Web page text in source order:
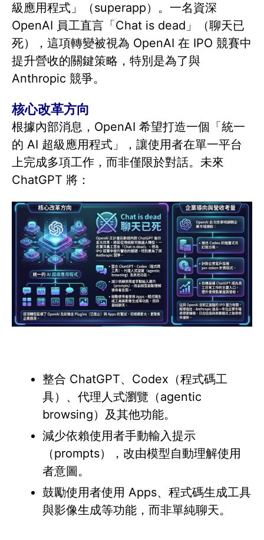
級應用程式」（superapp）。一名資深
OpenAI 員工直言「Chat is dead」（聊天已
死），這項轉變被視為 OpenAI 在 IPO 競賽中
提升營收的關鍵策略，特別是為了與
Anthropic 競爭。
核心改革方向
根據內部消息，OpenAI 希望打造一個「統一
的 AI 超級應用程式」，讓使用者在單一平台
上完成多項工作，而非僅限於對話。未來
ChatGPT 將：
整合 ChatGPT、Codex（程式碼工
具）、代理人式瀏覽（agentic
browsing）及其他功能。
減少依賴使用者手動輸入提示
（prompts），改由模型自動理解使用
者意圖。
鼓勵使用者使用 Apps、程式碼生成工具
與影像生成等功能，而非單純聊天。